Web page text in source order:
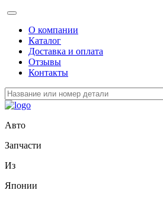
О компании
Каталог
Доставка и оплата
Отзывы
Контакты
Авто
Запчасти
Из
Японии